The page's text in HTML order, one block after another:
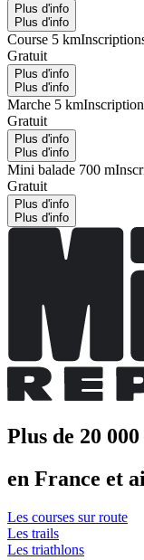
Plus d'info
Plus d'info
Course 5 km
Gratuit
Plus d'info
Plus d'info
Marche 5 km
Gratuit
Plus d'info
Plus d'info
Mini balade 700 m
Gratuit
Plus d'info
Plus d'info
Plus de 20
en France et
Les courses sur route
Les trails
Les triathlons